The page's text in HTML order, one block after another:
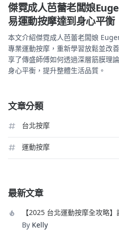
傑霓成人芭蕾老闆娘
易運動按摩達到身心平衡
本文介紹傑霓成人芭蕾老闆娘
專業運動按摩，重新學習放鬆並改
享了傳盛師傅如何透過深層筋膜理
身心平衡，提升整體生活品質。
文章分類
台北按摩
運動按摩
最新文章
【2025 台北運動按摩全攻略
By Kelly